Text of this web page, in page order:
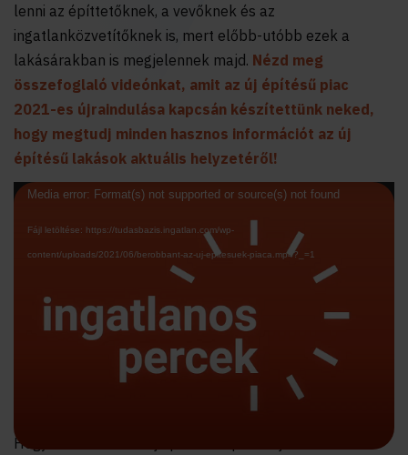
lenni az építtetőknek, a vevőknek és az
ingatlanközvetítőknek is, mert előbb-utóbb ezek a
lakásárakban is megjelennek majd. Nézd meg
összefoglaló videónkat, amit az új építésű piac
2021-es újraindulása kapcsán készítettünk neked,
hogy megtudj minden hasznos információt az új
építésű lakások aktuális helyzetéről!
Videólejátszó
Media error: Format(s) not supported or source(s) not found
Fájl letöltése: https://tudasbazis.ingatlan.com/wp-
content/uploads/2021/06/berobbant-az-uj-epitesuek-piaca.mp4?_=1
Hogy kihasználd az új építésűek piacán jelentkező